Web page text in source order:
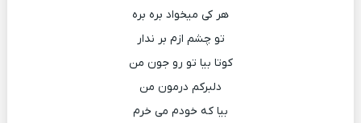
هر کی میخواد بره بره
تو چشم ازم بر ندار
کوتا بیا تو رو جون من
دلبرکم درمون من
بیا که خودم می خرم